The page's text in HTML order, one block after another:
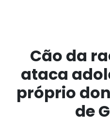
Cão da
ataca
próprio
de